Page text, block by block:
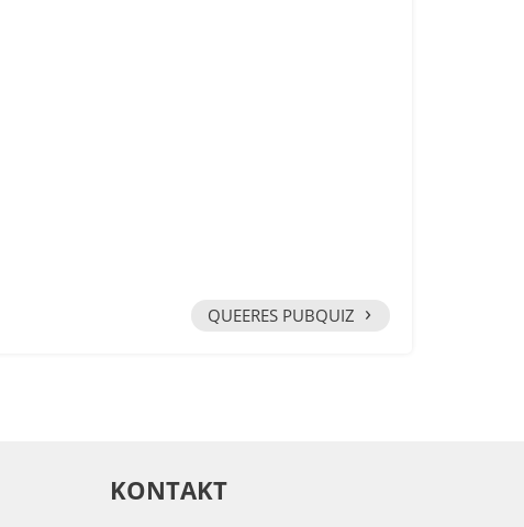
QUEERES PUBQUIZ ›
KONTAKT